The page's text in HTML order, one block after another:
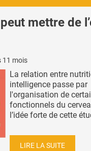
mettre de
11 mois
La relation entre
intelligence passe par
l'organisation de
fonctionnels du
l’idée forte de cette
LIRE LA SUITE